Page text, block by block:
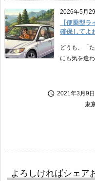
2026年5月
【便乗型
確保してよ
どうも、「
にも気を遣
 2021年3月9日
東
よろしければシェア